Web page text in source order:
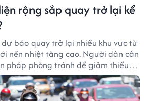
rộng sắp quay trở lại kể
báo quay trở lại nhiều khu vực từ
nền nhiệt tăng cao. Người dân cần
pháp phòng tránh để giảm thiểu
tiết cực đoan.